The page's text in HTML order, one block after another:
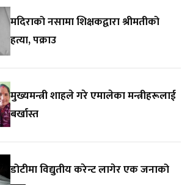
मदिराको नसामा शिक्षकद्वारा श्रीमतीको
हत्या, पक्राउ
मुख्यमन्त्री शाहले गरे एमालेका मन्त्रीहरूलाई
बर्खास्त
डोटीमा विद्युतीय करेन्ट लागेर एक जनाको